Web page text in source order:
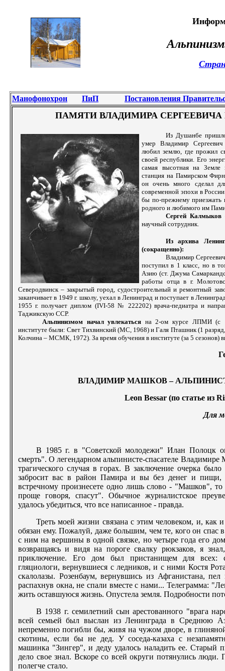
Альпинизм
Манофонохрон ПиП Постановления
ПАМЯТИ ВЛАДИМИРА СЕРГЕЕВИЧА
Из Душанбе
умер Владимир
любил землю, где прожил
своей республики. Его
самая высотная на Земле
станция на Памирском
он очень много сделал
современной эпохи в
бы по-прежнему приезжать
родного и любимого им
Сергей Калмыков
научный сотрудник.
Из архива
(сокращенно):
Владимир
поступил в 1 класс, но в
Азию (ст. Джума
работы отца в г.
Северодвинск – закрытый город, судостроительный и ремонтный
заканчивает в 1949 г. школу, уехал в Ленинград и поступает в
1955 г. получает диплом (IVI-58 № 222202) врача-педиатра и
Таджикскую ССР.
Альпинизмом начал увлекаться на 2-ом курсе ЛПМИ (с
институте были: Свет Тихвинский (МС, 1968) и Галя Пташник (1
Колчина – МСМК, 1972). За время обучения в институте (за 5 сезонов)
ВЛАДИМИР МАШКОВ –
Leon Bessar (по статье из
Для
В 1985 г. в "Советской молодежи" Илан Полоцк
смерть". О легендарном альпинисте-спасателе
трагического случая в горах. В заключение очерка
забросит вас в район Памира и вы без денег и пищи,
встречному произнесете одно лишь слово - "Машков",
проще говоря, спасут". Обычное журналистское
удалось убедиться, что все написанное - правда.
Треть моей жизни связана с этим человеком, и, как
обязан ему. Пожалуй, даже большим, чем те, кого он спас
с ним на вершины в одной связке, но четыре года его
возвращаясь и видя на пороге свалку рюкзаков, я
приключение. Его дом был пристанищем для всех:
гляциологи, вернувшиеся с ледников, и с ними Костя
скалолазы. Розенбаум, вернувшись из Афганистана,
распахнув окна, не спали вместе с нами... Телеграмма:
жить оставшуюся жизнь. Опустела земля. Подробности
В 1938 г. семилетний сын арестованного "врага
всей семьей был выслан из Ленинграда в Среднюю
непременно погибли бы, живя на чужом дворе, в
скотины, если бы не дед. У соседа-казаха с
машинка "Зингер", и деду удалось наладить ее. Старый
дело свое знал. Вскоре со всей округи потянулись
полегче стало.